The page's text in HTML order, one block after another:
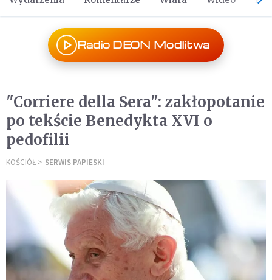
Radio DEON Modlitwa
"Corriere della Sera": zakłopotanie
po tekście Benedykta XVI o
pedofilii
KOŚCIÓŁ SERWIS PAPIESKI